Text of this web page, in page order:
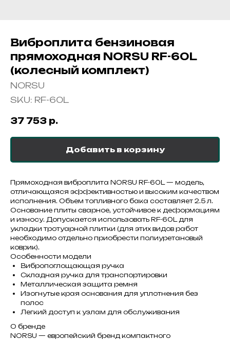
Виброплита бензиновая
прямоходная NORSU RF-60L
(колесный комплект)
NORSU
SKU: RF-60L
37 753 р.
Добавить в корзину
Прямоходная виброплита NORSU RF-60L — модель,
отличающаяся эффективностью и высоким качеством
исполнения. Объем топливного бака составляет 2.5 л.
Основание плиты сварное, устойчивое к деформациям
и износу. Допускается использовать RF-60L для
укладки тротуарной плитки (для этих видов работ
необходимо отдельно приобрести полиуретановый
коврик).
Особенности модели
Вибропоглощающая ручка
Складная ручка для транспортировки
Металлическая защита ремня
Изогнутые края основания для уплотнения без
полос
Легкий доступ к узлам для обслуживания
О бренде
NORSU — европейский бренд компактного